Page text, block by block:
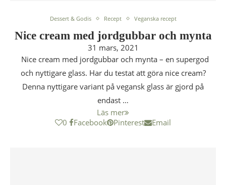
Dessert & Godis Recept Veganska recept
Nice cream med jordgubbar och mynta
31 mars, 2021
Nice cream med jordgubbar och mynta – en supergod
och nyttigare glass. Har du testat att göra nice cream?
Denna nyttigare variant på vegansk glass är gjord på
endast …
Läs mer
0
Facebook Pinterest Email